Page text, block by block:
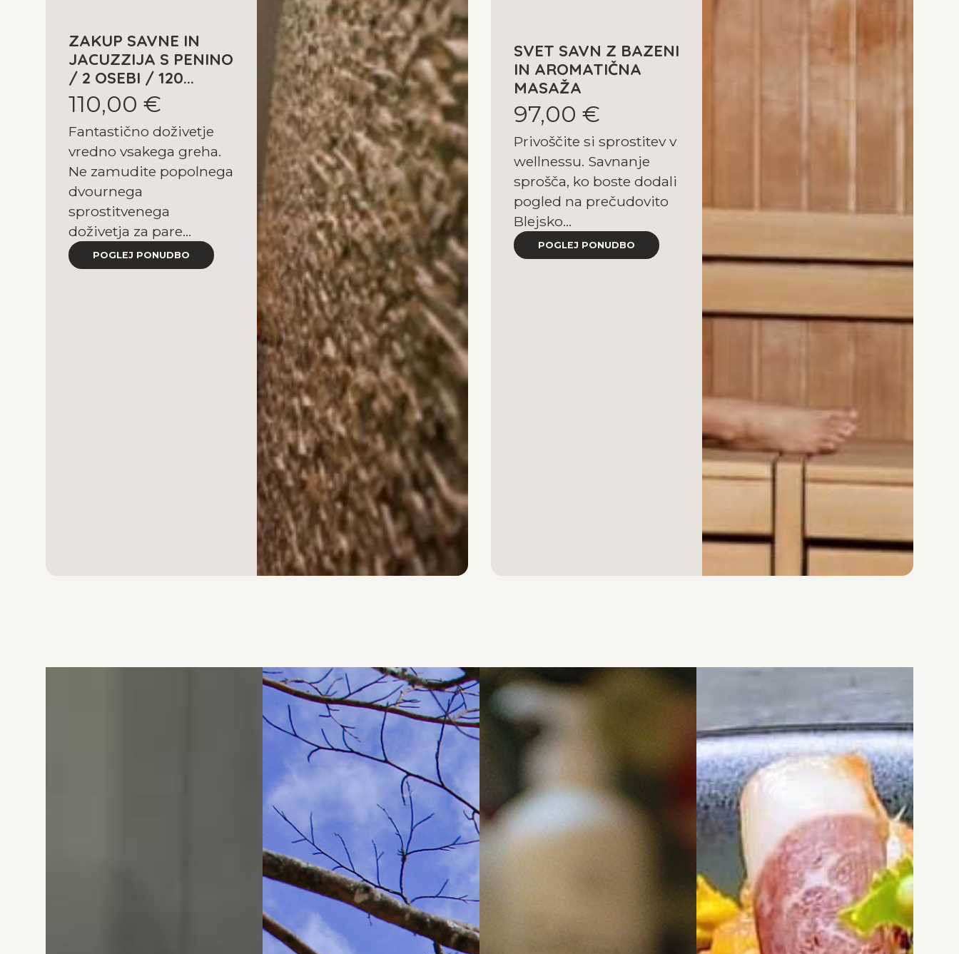
ZAKUP SAVNE IN
JACUZZIJA S PENINO
/ 2 OSEBI / 120...
110,00 €
Fantastično doživetje
vredno vsakega greha.
Ne zamudite popolnega
dvournega
sprostitvenega
doživetja za pare...
POGLEJ PONUDBO
SVET SAVN Z BAZENI
IN AROMATIČNA
MASAŽA
97,00 €
Privoščite si sprostitev v
wellnessu. Savnanje
sprošča, ko boste dodali
pogled na prečudovito
Blejsko...
POGLEJ PONUDBO